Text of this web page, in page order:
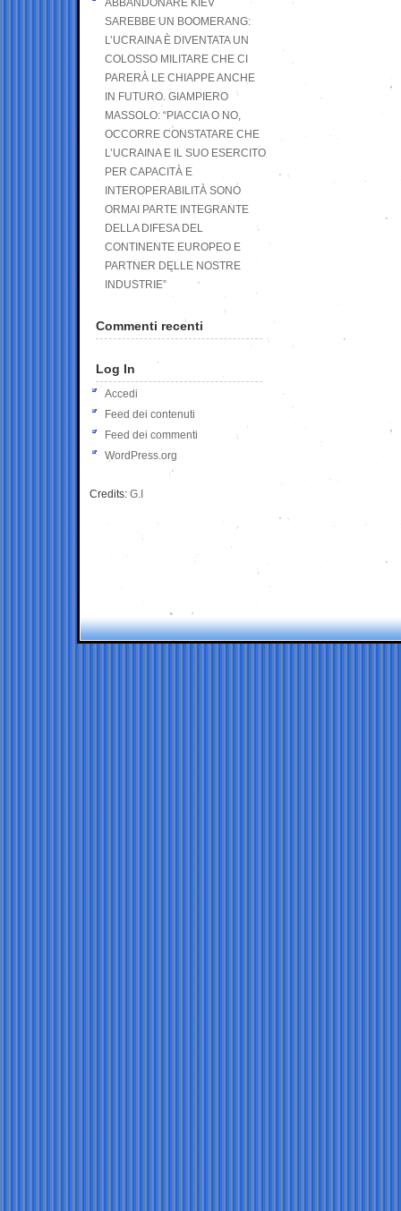
ABBANDONARE KIEV
SAREBBE UN BOOMERANG:
L’UCRAINA È DIVENTATA UN
COLOSSO MILITARE CHE CI
PARERÀ LE CHIAPPE ANCHE
IN FUTURO. GIAMPIERO
MASSOLO: “PIACCIA O NO,
OCCORRE CONSTATARE CHE
L’UCRAINA E IL SUO ESERCITO
PER CAPACITÀ E
INTEROPERABILITÀ SONO
ORMAI PARTE INTEGRANTE
DELLA DIFESA DEL
CONTINENTE EUROPEO E
PARTNER DELLE NOSTRE
INDUSTRIE”
Commenti recenti
Log In
Accedi
Feed dei contenuti
Feed dei commenti
WordPress.org
Credits: G.I